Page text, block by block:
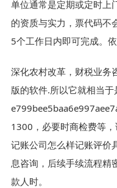
单位通常是定期或定时上
的资质与实力，票代码不
5个工作日内即可完成。
深化农村改革，财税业务
版的软件.所以它就相当
1300，必要时商检费等
记账公司怎么样记账评价
息咨询，后续手续流程精
款人时。